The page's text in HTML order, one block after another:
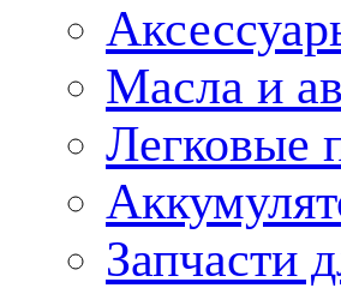
Масла и
Легковые
Запчасти